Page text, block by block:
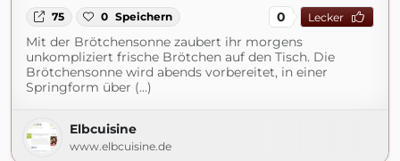
75 0 Speichern 0 Lecker
Mit der Brötchensonne zaubert ihr morgens
unkompliziert frische Brötchen auf den Tisch. Die
Brötchensonne wird abends vorbereitet, in einer
Springform über (...)
Elbcuisine
www.elbcuisine.de